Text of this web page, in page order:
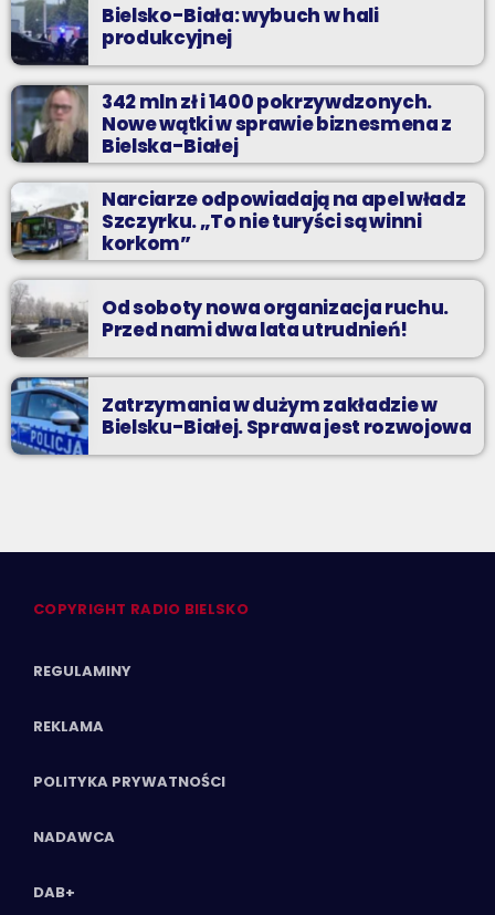
Bielsko-Biała: wybuch w hali
produkcyjnej
342 mln zł i 1400 pokrzywdzonych.
Nowe wątki w sprawie biznesmena z
Bielska-Białej
Narciarze odpowiadają na apel władz
Szczyrku. „To nie turyści są winni
korkom”
Od soboty nowa organizacja ruchu.
Przed nami dwa lata utrudnień!
Zatrzymania w dużym zakładzie w
Bielsku-Białej. Sprawa jest rozwojowa
COPYRIGHT RADIO BIELSKO
REGULAMINY
REKLAMA
POLITYKA PRYWATNOŚCI
NADAWCA
DAB+